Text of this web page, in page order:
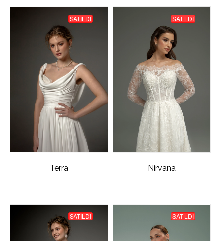
SATILDI
Terra
SATILDI
Nirvana
SATILDI SATILDI